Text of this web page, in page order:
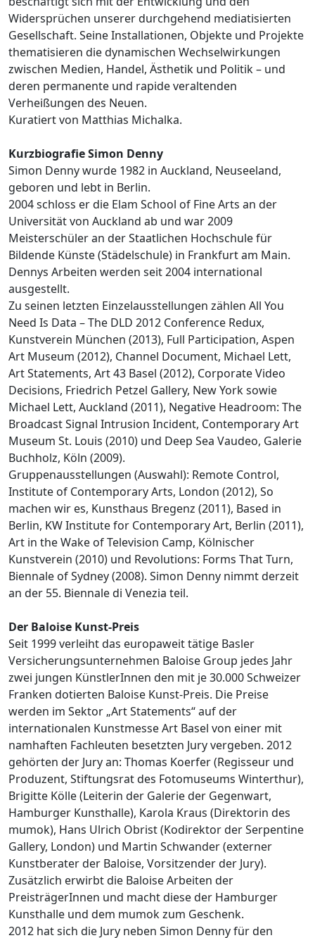
Widersprüchen unserer durchgehend mediatisierten
Gesellschaft. Seine Installationen, Objekte und Projekte
thematisieren die dynamischen Wechselwirkungen
zwischen Medien, Handel, Ästhetik und Politik – und
deren permanente und rapide veraltenden
Verheißungen des Neuen.
Kuratiert von Matthias Michalka.
Kurzbiografie Simon Denny
Simon Denny wurde 1982 in Auckland, Neuseeland,
geboren und lebt in Berlin.
2004 schloss er die Elam School of Fine Arts an der
Universität von Auckland ab und war 2009
Meisterschüler an der Staatlichen Hochschule für
Bildende Künste (Städelschule) in Frankfurt am Main.
Dennys Arbeiten werden seit 2004 international
ausgestellt.
Zu seinen letzten Einzelausstellungen zählen All You
Need Is Data – The DLD 2012 Conference Redux,
Kunstverein München (2013), Full Participation, Aspen
Art Museum (2012), Channel Document, Michael Lett,
Art Statements, Art 43 Basel (2012), Corporate Video
Decisions, Friedrich Petzel Gallery, New York sowie
Michael Lett, Auckland (2011), Negative Headroom: The
Broadcast Signal Intrusion Incident, Contemporary Art
Museum St. Louis (2010) und Deep Sea Vaudeo, Galerie
Buchholz, Köln (2009).
Gruppenausstellungen (Auswahl): Remote Control,
Institute of Contemporary Arts, London (2012), So
machen wir es, Kunsthaus Bregenz (2011), Based in
Berlin, KW Institute for Contemporary Art, Berlin (2011),
Art in the Wake of Television Camp, Kölnischer
Kunstverein (2010) und Revolutions: Forms That Turn,
Biennale of Sydney (2008). Simon Denny nimmt derzeit
an der 55. Biennale di Venezia teil.
Der Baloise Kunst-Preis
Seit 1999 verleiht das europaweit tätige Basler
Versicherungsunternehmen Baloise Group jedes Jahr
zwei jungen KünstlerInnen den mit je 30.000 Schweizer
Franken dotierten Baloise Kunst-Preis. Die Preise
werden im Sektor „Art Statements“ auf der
internationalen Kunstmesse Art Basel von einer mit
namhaften Fachleuten besetzten Jury vergeben. 2012
gehörten der Jury an: Thomas Koerfer (Regisseur und
Produzent, Stiftungsrat des Fotomuseums Winterthur),
Brigitte Kölle (Leiterin der Galerie der Gegenwart,
Hamburger Kunsthalle), Karola Kraus (Direktorin des
mumok), Hans Ulrich Obrist (Kodirektor der Serpentine
Gallery, London) und Martin Schwander (externer
Kunstberater der Baloise, Vorsitzender der Jury).
Zusätzlich erwirbt die Baloise Arbeiten der
PreisträgerInnen und macht diese der Hamburger
Kunsthalle und dem mumok zum Geschenk.
2012 hat sich die Jury neben Simon Denny für den